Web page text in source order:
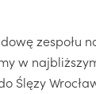
zespołu
w
Ślęzy